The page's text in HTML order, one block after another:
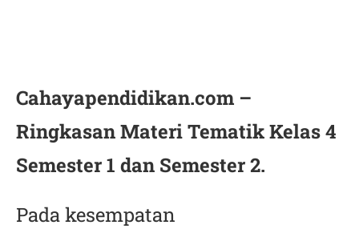
Cahayapendidikan.com –
Ringkasan Materi Tematik Kelas 4
Semester 1 dan Semester 2.
Pada kesempatan